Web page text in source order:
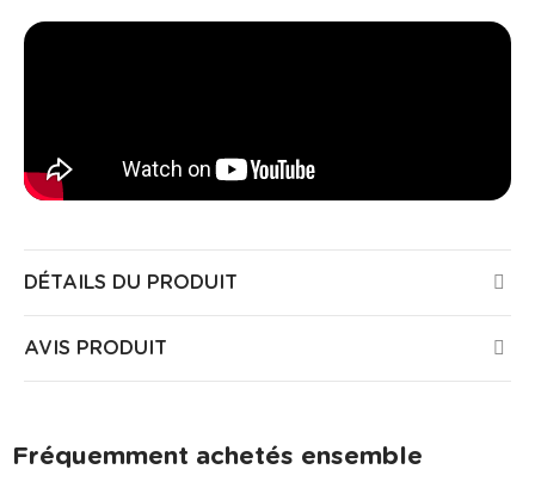
DÉTAILS DU PRODUIT
AVIS PRODUIT
Fréquemment achetés ensemble